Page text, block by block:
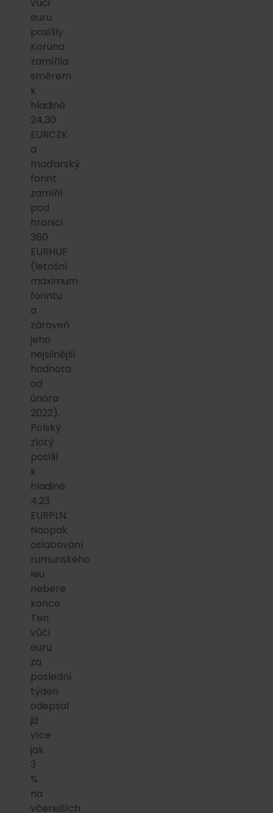
euru
posílily.
Koruna
zamířila
směrem
k
hladině
24,30
EURCZK
a
maďarský
forint
zamířil
pod
hranici
360
EURHUF
(letošní
maximum
forintu
a
zároveň
jeho
nejsilnější
hodnota
od
února
2022).
Polský
zlotý
posílil
k
hladině
4,23
EURPLN.
Naopak
oslabování
rumunského
leu
nebere
konce.
Ten
vůči
euru
za
poslední
týden
odepsal
již
více
jak
3
%
na
včerejších